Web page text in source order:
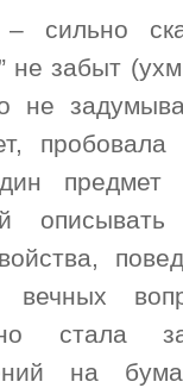
сильно
не забыт
не
пробовала
предмет
стала
на